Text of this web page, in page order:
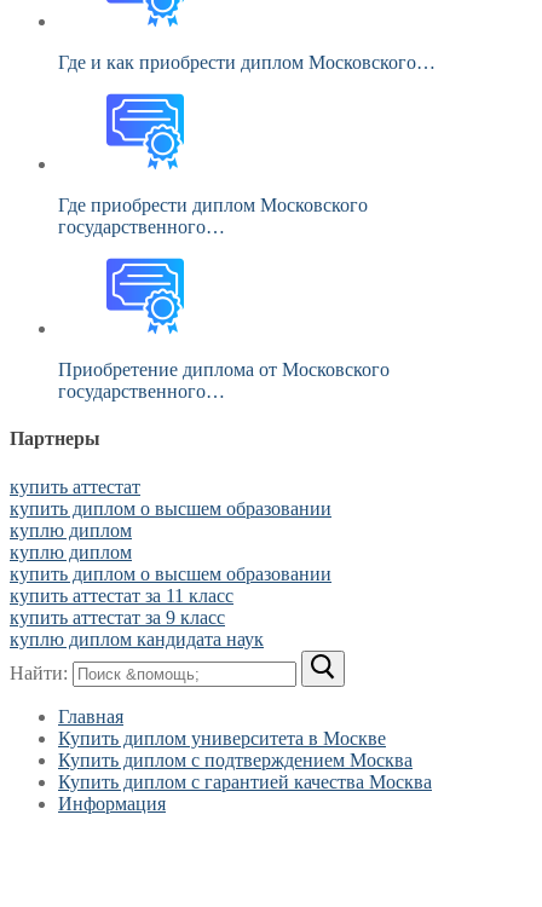
Где и как приобрести диплом Московского…
Где приобрести диплом Московского
государственного…
Приобретение диплома от Московского
государственного…
Партнеры
купить аттестат
купить диплом о высшем образовании
куплю диплом
куплю диплом
купить диплом о высшем образовании
купить аттестат за 11 класс
купить аттестат за 9 класс
куплю диплом кандидата наук
Найти:
Главная
Купить диплом университета в Москве
Купить диплом с подтверждением Москва
Купить диплом с гарантией качества Москва
Информация